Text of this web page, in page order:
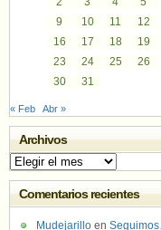
9
10 11 12
16
17 18 19
23
24 25 26
30
31
« Feb Abr »
Archivos
Archivos
Comentarios recientes
Mudejarillo en